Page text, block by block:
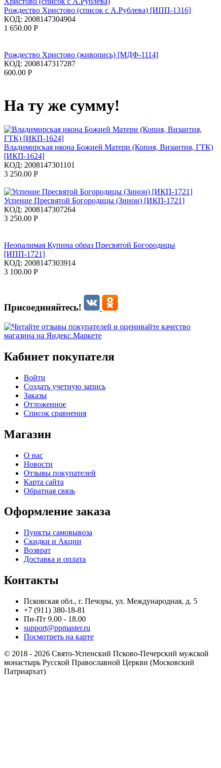
Рождество Христово (список с А.Рублева) [ИПП-1316]
КОД: 2008147304904
1 650.00 Р
Рождество Христово (живопись) [МДФ-1114]
КОД: 2008147317287
600.00 Р
На ту же сумму!
Владимирская икона Божией Матери (Копия, Византия, ГТК)
[ИКП-1624]
КОД: 2008147301101
3 250.00 Р
Успение Пресвятой Богородицы (Зинон) [ИКП-1721]
КОД: 2008147307264
3 250.00 Р
Неопалимая Купина образ Пресвятой Богородицы
[ИПП-1721]
КОД: 2008147303914
3 100.00 Р
Присоединяйтесь!
Кабинет покупателя
Войти
Создать учетную запись
Заказы
Отложенное
Список сравнения
Магазин
О нас
Новости
Отзывы покупателей
Карта сайта
Обратная связь
Оформление заказа
Пункты самовывоза
Скидки и Акции
Возврат
Доставка и оплата
Контакты
Псковская обл., г. Печоры, ул. Международная, д. 5
+7 (911) 380-18-81
Пн-Пт 9.00 - 18.00
support@ppmaster.ru
Посмотреть на карте
© 2018 - 2026 Свято-Успенский Псково-Печерский мужской
монастырь Русской Православной Церкви (Московский
Патриархат)